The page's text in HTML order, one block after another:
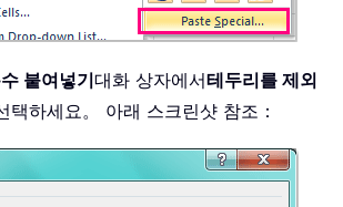
붙여넣기대화 상자에서테두리를 제외
택하세요。 아래 스크린샷 참조：